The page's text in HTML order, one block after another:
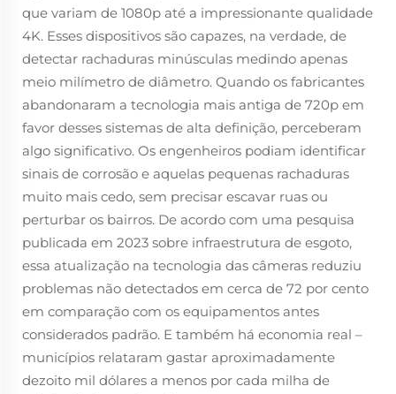
que variam de 1080p até a impressionante qualidade
4K. Esses dispositivos são capazes, na verdade, de
detectar rachaduras minúsculas medindo apenas
meio milímetro de diâmetro. Quando os fabricantes
abandonaram a tecnologia mais antiga de 720p em
favor desses sistemas de alta definição, perceberam
algo significativo. Os engenheiros podiam identificar
sinais de corrosão e aquelas pequenas rachaduras
muito mais cedo, sem precisar escavar ruas ou
perturbar os bairros. De acordo com uma pesquisa
publicada em 2023 sobre infraestrutura de esgoto,
essa atualização na tecnologia das câmeras reduziu
problemas não detectados em cerca de 72 por cento
em comparação com os equipamentos antes
considerados padrão. E também há economia real –
municípios relataram gastar aproximadamente
dezoito mil dólares a menos por cada milha de